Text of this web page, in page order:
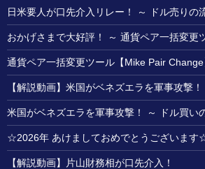
日米要人が口先介入リレー！ ～ ドル売りの
おかげさまで大好評！ ～ 通貨ペア一括変更
通貨ペア一括変更ツール【Mike Pair Change
【解説動画】米国がベネズエラを軍事攻撃！
米国がベネズエラを軍事攻撃！ ～ ドル買い
☆2026年 あけましておめでとうございます
【解説動画】片山財務相が口先介入！